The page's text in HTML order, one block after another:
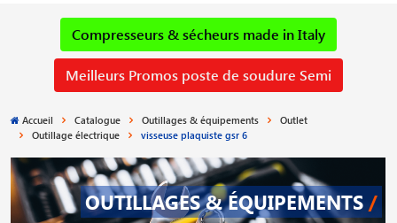
Compresseurs & sécheurs made in Italy
Meilleurs Promos poste de soudure Semi
Accueil Catalogue Outillages & équipements
Outlet
Outillage électrique
visseuse plaquiste gsr 6
OUTILLAGES & ÉQUIPEMENTS /